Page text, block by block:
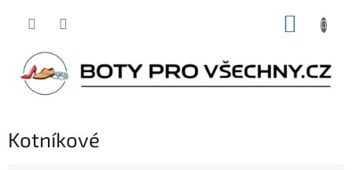
Kotníkové